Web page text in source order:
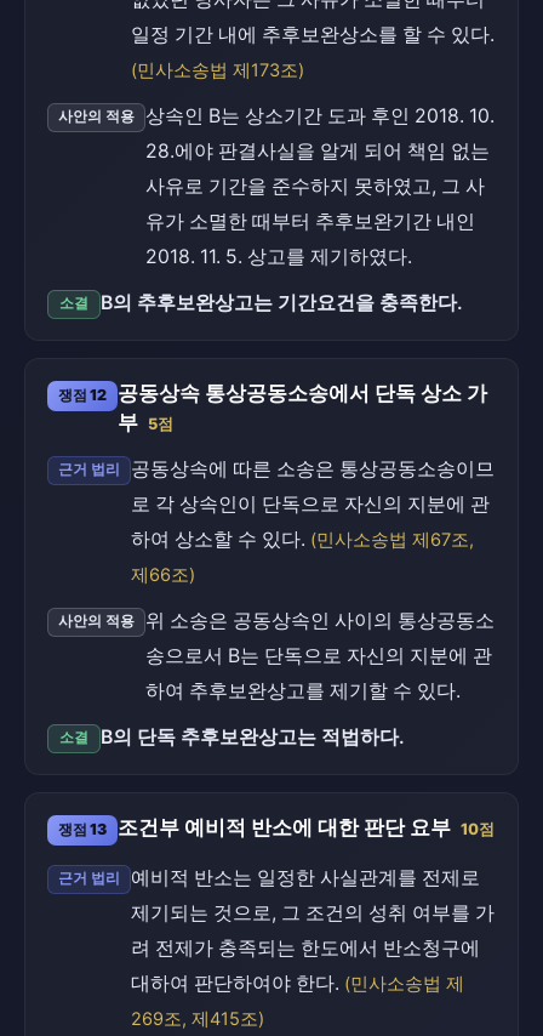
일정 기간 내에 추후보완상소를 할 수 있다.
(민사소송법 제173조)
사안의 적용
상속인 B는 상소기간 도과 후인 2018. 10.
28.에야 판결사실을 알게 되어 책임 없는
사유로 기간을 준수하지 못하였고, 그 사
유가 소멸한 때부터 추후보완기간 내인
2018. 11. 5. 상고를 제기하였다.
소결 B의 추후보완상고는 기간요건을 충족한다.
쟁점 12
공동상속 통상공동소송에서 단독 상소 가
부 5점
근거 법리
공동상속에 따른 소송은 통상공동소송이므
로 각 상속인이 단독으로 자신의 지분에 관
하여 상소할 수 있다. (민사소송법 제67조,
제66조)
사안의 적용
위 소송은 공동상속인 사이의 통상공동소
송으로서 B는 단독으로 자신의 지분에 관
하여 추후보완상고를 제기할 수 있다.
소결 B의 단독 추후보완상고는 적법하다.
쟁점 13 조건부 예비적 반소에 대한 판단 요부 10점
근거 법리
예비적 반소는 일정한 사실관계를 전제로
제기되는 것으로, 그 조건의 성취 여부를 가
려 전제가 충족되는 한도에서 반소청구에
대하여 판단하여야 한다. (민사소송법 제
269조, 제415조)